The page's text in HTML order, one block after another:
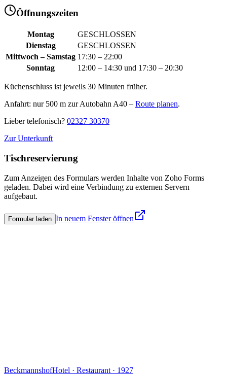
Öffnungszeiten
Montag
GESCHLOSSEN
Dienstag
GESCHLOSSEN
Mittwoch – Samstag 17:30 – 22:00
Sonntag
12:00 – 14:30 und 17:30 – 20:30
Küchenschluss ist jeweils 30 Minuten früher.
Anfahrt: nur 500 m zur Autobahn A40 – Route planen.
Lieber telefonisch? 02327 30370
Zur Unterkunft
Tischreservierung
Zum Anzeigen des Formulars werden Inhalte von Zoho Forms
geladen. Dabei wird eine Verbindung zu externen Servern
aufgebaut.
Formular laden In neuem Fenster öffnen
BeckmannshofHotel · Restaurant · 1927